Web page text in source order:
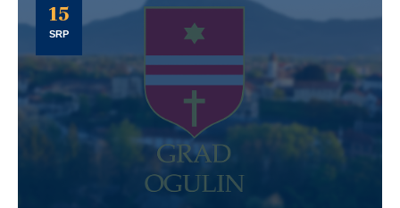
15
SRP